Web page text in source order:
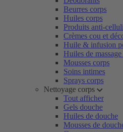
Beurres corps
Huiles corps
Produits anti-
Crèmes cou et
Huile & infusion
Huiles de
Mousses corps
Soins intimes
Sprays corps
Nettoyage corps
Tout afficher
Gels douche
Huiles de douche
Mousses de